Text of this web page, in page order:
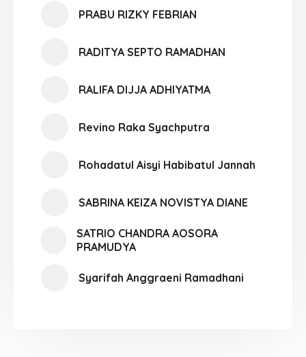
PRABU RIZKY FEBRIAN
RADITYA SEPTO RAMADHAN
RALIFA DIJJA ADHIYATMA
Revino Raka Syachputra
Rohadatul Aisyi Habibatul Jannah
SABRINA KEIZA NOVISTYA DIANE
SATRIO CHANDRA AOSORA
PRAMUDYA
Syarifah Anggraeni Ramadhani